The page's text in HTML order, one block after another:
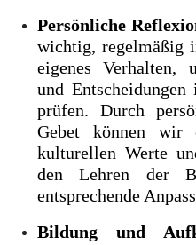
Persönliche
wichtig, regelmäßig
eigenes Verhalten,
und
prüfen. Durch
Gebet können wir
kulturellen Werte
den Lehren der
entsprechende
Bildung und